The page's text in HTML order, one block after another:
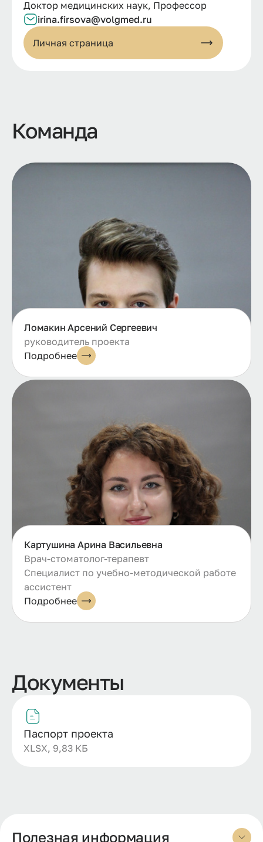
Доктор медицинских наук, Профессор
irina.firsova@volgmed.ru
Личная страница
Команда
Ломакин Арсений Сергеевич
руководитель проекта
Подробнее
Картушина Арина Васильевна
Врач-стоматолог-терапевт
Специалист по учебно-методической работе
ассистент
Подробнее
Документы
Паспорт проекта
XLSX, 9,83 КБ
Полезная информация